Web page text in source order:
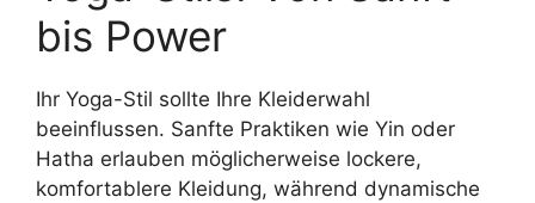
bis Power
Ihr Yoga-Stil sollte Ihre Kleiderwahl
beeinflussen. Sanfte Praktiken wie Yin oder
Hatha erlauben möglicherweise lockere,
komfortablere Kleidung, während dynamische